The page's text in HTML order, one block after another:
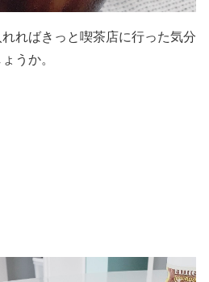
ればきっと喫茶店に行った気分
うか。